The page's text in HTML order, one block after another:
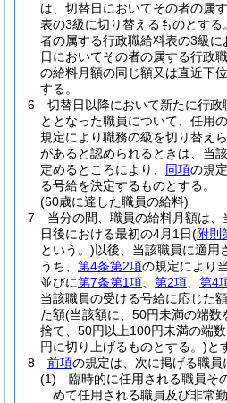
は、切替日においてその者の属
表の3級に切り替えるものとする。
者の属する行政職給料表の3級
日においてその者の属する行政
の給料月額の同じ額又は直近下
する。
6
切替日以降において新たに行政
ととなった職員について、任用
規定により職務の級を切り替え
があると認められるときは、当
定めるところにより、 同項の規
る号給を決定するものとする。
(60歳に達した職員の給料)
7
当分の間、職員の給料月額は
日後における最初の4月1日(附則
という。)以後、当該職員に適用
うち、 第4条第2項の規定により
並びに第7条第1項 第2項 第4
当該職員の受ける号給に応じた
た額(当該額に、50円未満の端数
捨て、50円以上100円未満の端
円に切り上げるものとする。)と
8
前項の規定は、次に掲げる職員
(1)
臨時的に任用される職員そ
めて任用される職員及び非常